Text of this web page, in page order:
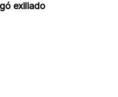
exiliado